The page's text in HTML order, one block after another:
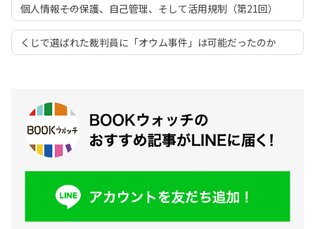
個人情報――その保護、自己管理、そして活用規制（第21回）
くじで選ばれた裁判員に「オウム事件」は可能だったのか